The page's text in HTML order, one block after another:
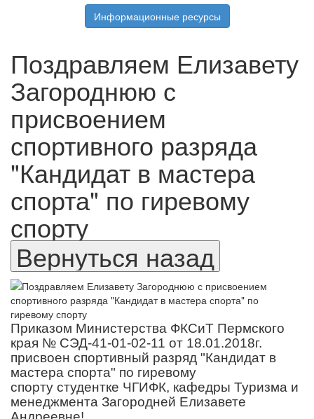
Информационные ресурсы
Поздравляем Елизавету
Загороднюю с
присвоением
спортивного разряда
"Кандидат в мастера
спорта" по гиревому
спорту
Приказом Министерства ФКСиТ Пермского
края № СЭД-41-01-02-11 от 18.01.2018г.
присвоен спортивный разряд "Кандидат в
мастера спорта" по гиревому
спорту студентке ЧГИФК, кафедры Туризма и
менеджмента Загородней Елизавете